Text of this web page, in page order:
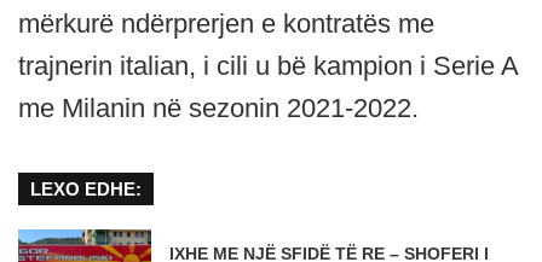
mërkurë ndërprerjen e kontratës me
trajnerin italian, i cili u bë kampion i Serie A
me Milanin në sezonin 2021-2022.
LEXO EDHE:
IXHE ME NJË SFIDË TË RE – SHOFERI I